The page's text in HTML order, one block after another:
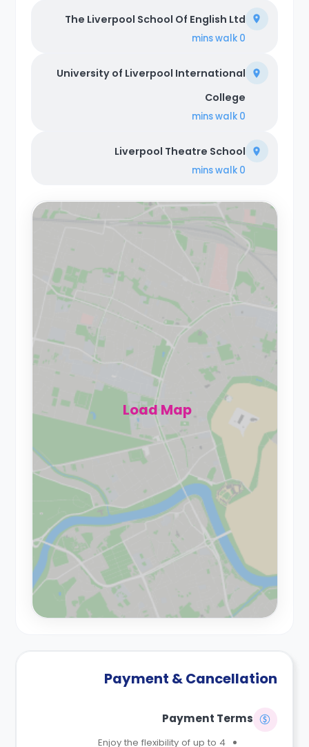
The Liverpool School Of English Ltd
0 mins
walk
University of Liverpool International
College
0 mins
walk
Liverpool Theatre School
0 mins
walk
Load Map
Payment & Cancellation
Payment Terms
Enjoy the flexibility of up to 4